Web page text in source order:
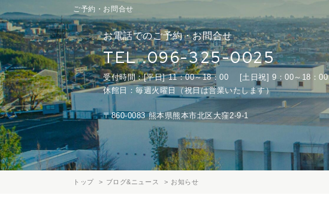
ご予約・お問合せ
お電話でのご予約・お問合せ
TEL .096-325-0025
受付時間：[平日] 11：00～18：00 [土日祝] 9：00～18：00
休館日：毎週火曜日（祝日は営業いたします）
〒860-0083 熊本県熊本市北区大窪2-9-1
トップ ブログ&ニュース お知らせ